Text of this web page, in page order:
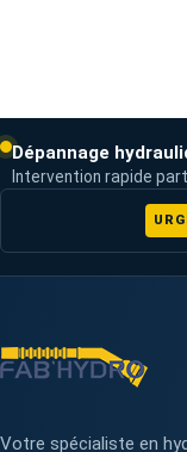
Dépannage
Intervention rapide
Votre spécialiste en